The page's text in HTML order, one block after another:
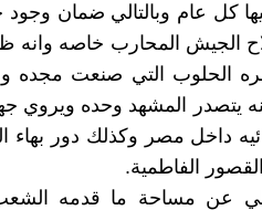
كل عام وبالتالي ضمان وجود
الحلوب التي صنعت
يتصدر المشهد وحده ويروي
داخل مصر وكذلك دور
الفاطمية.
مالي عن مساحة ما قدمه